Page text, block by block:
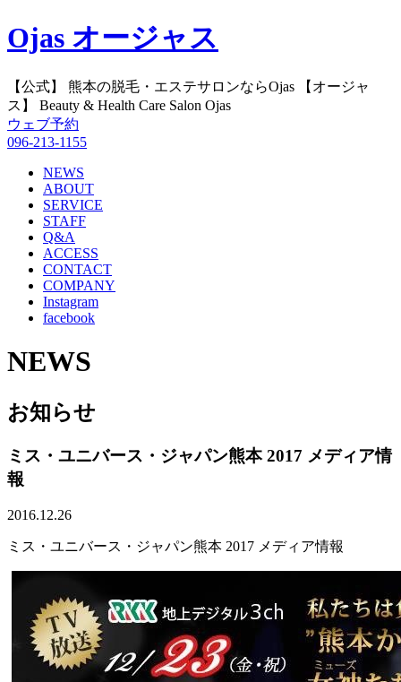
Ojas オージャス
【公式】 熊本の脱毛・エステサロンならOjas 【オージャ
ス】 Beauty & Health Care Salon Ojas
ウェブ予約
096-213-1155
NEWS
ABOUT
SERVICE
STAFF
Q&A
ACCESS
CONTACT
COMPANY
Instagram
facebook
NEWS
お知らせ
ミス・ユニバース・ジャパン熊本 2017 メディア情
報
2016.12.26
ミス・ユニバース・ジャパン熊本 2017 メディア情報